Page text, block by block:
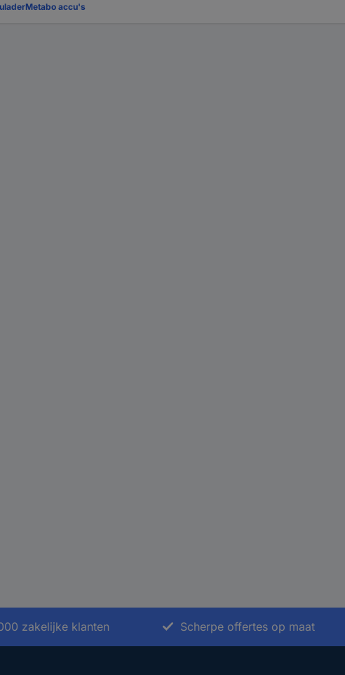
Metabo accu's
zakelijke klanten Scherpe offertes op maat